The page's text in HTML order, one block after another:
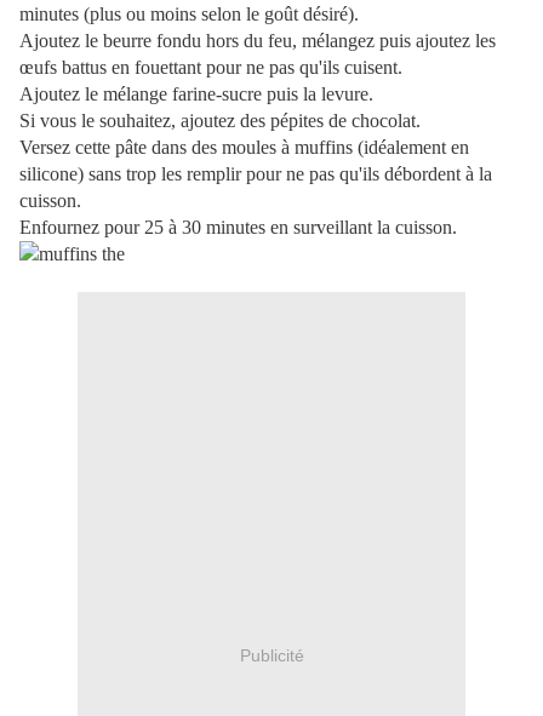
minutes (plus ou moins selon le goût désiré).
Ajoutez le beurre fondu hors du feu, mélangez puis ajoutez les
œufs battus en fouettant pour ne pas qu'ils cuisent.
Ajoutez le mélange farine-sucre puis la levure.
Si vous le souhaitez, ajoutez des pépites de chocolat.
Versez cette pâte dans des moules à muffins (idéalement en
silicone) sans trop les remplir pour ne pas qu'ils débordent à la
cuisson.
Enfournez pour 25 à 30 minutes en surveillant la cuisson.
Publicité